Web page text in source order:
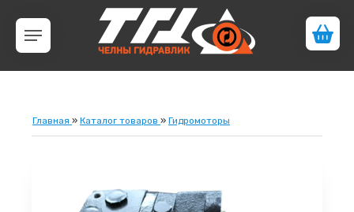
Главная » Каталог товаров » Гидромоторы